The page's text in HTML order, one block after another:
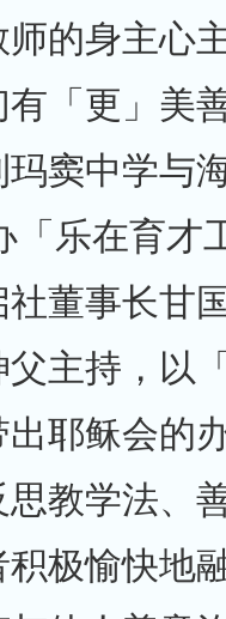
的身主心
有「更」美
玛窦中学与
「乐在育才
董事长甘
主持，以
耶稣会的
教学法、
极愉快地